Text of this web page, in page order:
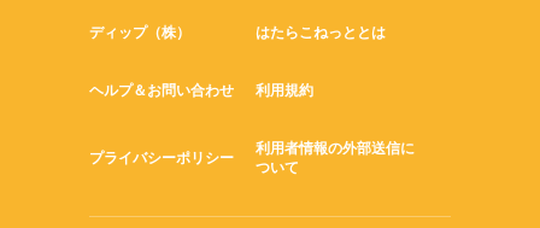
ディップ（株） はたらこねっととは
ヘルプ＆お問い合わせ 利用規約
プライバシーポリシー
利用者情報の外部送信に
ついて